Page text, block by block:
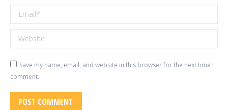
Email *
Website
Save my name, email, and website in this browser for the next time I
comment.
POST COMMENT